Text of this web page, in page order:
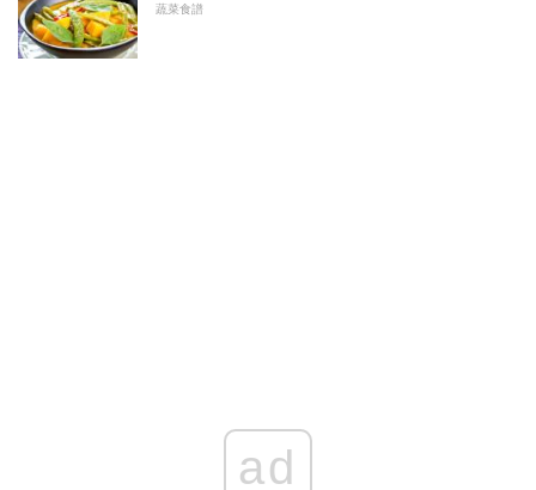
蔬菜食譜
ad